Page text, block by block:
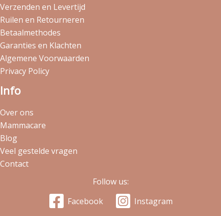
Verzenden en Levertijd
Ruilen en Retourneren
Betaalmethodes
Garanties en Klachten
Algemene Voorwaarden
Privacy Policy
Info
Over ons
Mammacare
Blog
Veel gestelde vragen
Contact
Follow us:
Facebook
Instagram